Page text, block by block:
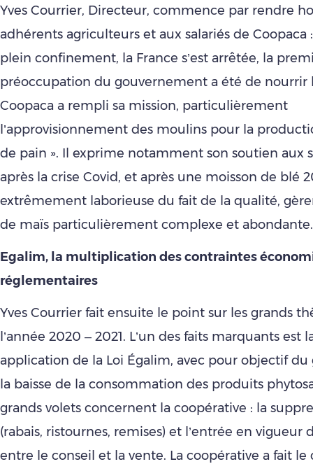
Yves Courrier, Directeur, commence par rendre
adhérents agriculteurs et aux salariés de Coopaca
plein confinement, la France s’est arrêtée, la
préoccupation du gouvernement a été de nourrir
Coopaca a rempli sa mission, particulièrement
l’approvisionnement des moulins pour la
de pain ». Il exprime notamment son soutien aux
après la crise Covid, et après une moisson de blé
extrêmement laborieuse du fait de la qualité,
de maïs particulièrement complexe et abondante.
Egalim, la multiplication des contraintes
réglementaires
Yves Courrier fait ensuite le point sur les grands
l’année 2020 – 2021. L’un des faits marquants est
application de la Loi Égalim, avec pour objectif
la baisse de la consommation des produits
grands volets concernent la coopérative : la
(rabais, ristournes, remises) et l’entrée en vigueur
entre le conseil et la vente. La coopérative a fait le